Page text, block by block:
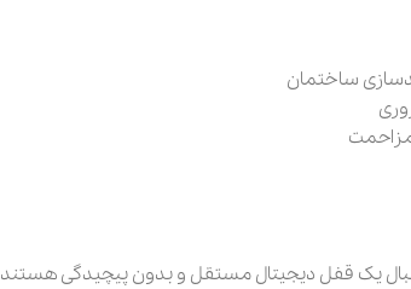
ساختمان
یک قفل دیجیتال مستقل و بدون پیچیدگی هستند